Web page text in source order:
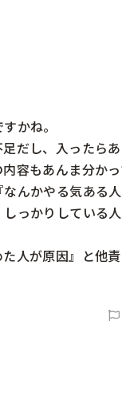
かね。
だし、入ったら
容もあんま分か
んかやる気ある
っかりしている
人が原因』と他